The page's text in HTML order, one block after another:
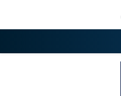
konten